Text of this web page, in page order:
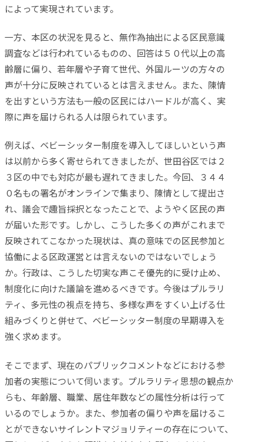
によって実現されています。
一方、本区の状況を見ると、無作為抽出による区民意識
調査などは行われているものの、回答は５０代以上の高
齢層に偏り、若年層や子育て世代、外国ルーツの方々の
声が十分に反映されているとは言えません。また、陳情
を出すという方法も一般の区民にはハードルが高く、実
際に声を届けられる人は限られています。
例えば、ベビーシッター制度を導入してほしいという声
は以前から多く寄せられてきましたが、世田谷区では２
３区の中でも対応が最も遅れてきました。今回、３４４
０名もの署名がオンラインで集まり、陳情として提出さ
れ、議会で趣旨採択となったことで、ようやく区民の声
が届いた形です。しかし、こうした多くの声がこれまで
反映されてこなかった現状は、真の意味での区民参加と
協働による区政運営とは言えないのではないでしょう
か。行政は、こうした切実な声こそ優先的に受け止め、
制度化に向けた議論を進めるべきです。今後はプルラリ
ティ、多元性の視点を持ち、多様な声をすくい上げる仕
組みづくりと併せて、ベビーシッター制度の早期導入を
強く求めます。
そこでまず、現在のパブリックコメントなどにおける参
加者の実態について伺います。プルラリティ思想の観点か
らも、年齢層、職業、居住年数などの属性分析は行って
いるのでしょうか。また、参加者の偏りや声を届けるこ
とができないサイレントマジョリティーの存在について、